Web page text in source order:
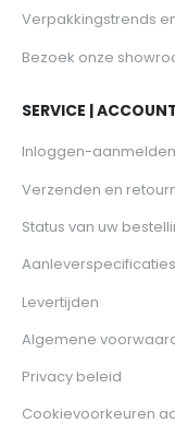
Verpakkingstrends
Bezoek onze
SERVICE |
Inloggen-aanmelden
Verzenden en
Status van uw
Aanleverspecificaties
Levertijden
Algemene
Privacy beleid
Cookievoorkeuren